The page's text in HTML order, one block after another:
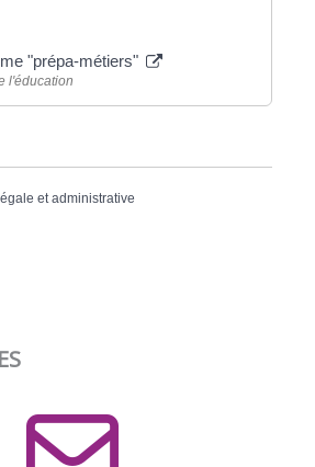
"prépa-métiers"
l'éducation
et administrative